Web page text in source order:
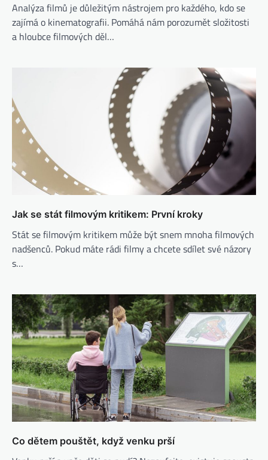
Analýza filmů je důležitým nástrojem pro každého, kdo se
zajímá o kinematografii. Pomáhá nám porozumět složitosti
a hloubce filmových děl…
Jak se stát filmovým kritikem: První kroky
Stát se filmovým kritikem může být snem mnoha filmových
nadšenců. Pokud máte rádi filmy a chcete sdílet své názory
s…
Co dětem pouštět, když venku prší